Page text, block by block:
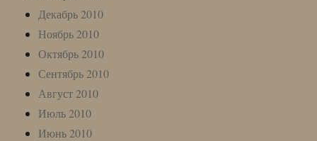
Декабрь 2010
Ноябрь 2010
Октябрь 2010
Сентябрь 2010
Август 2010
Июль 2010
Июнь 2010